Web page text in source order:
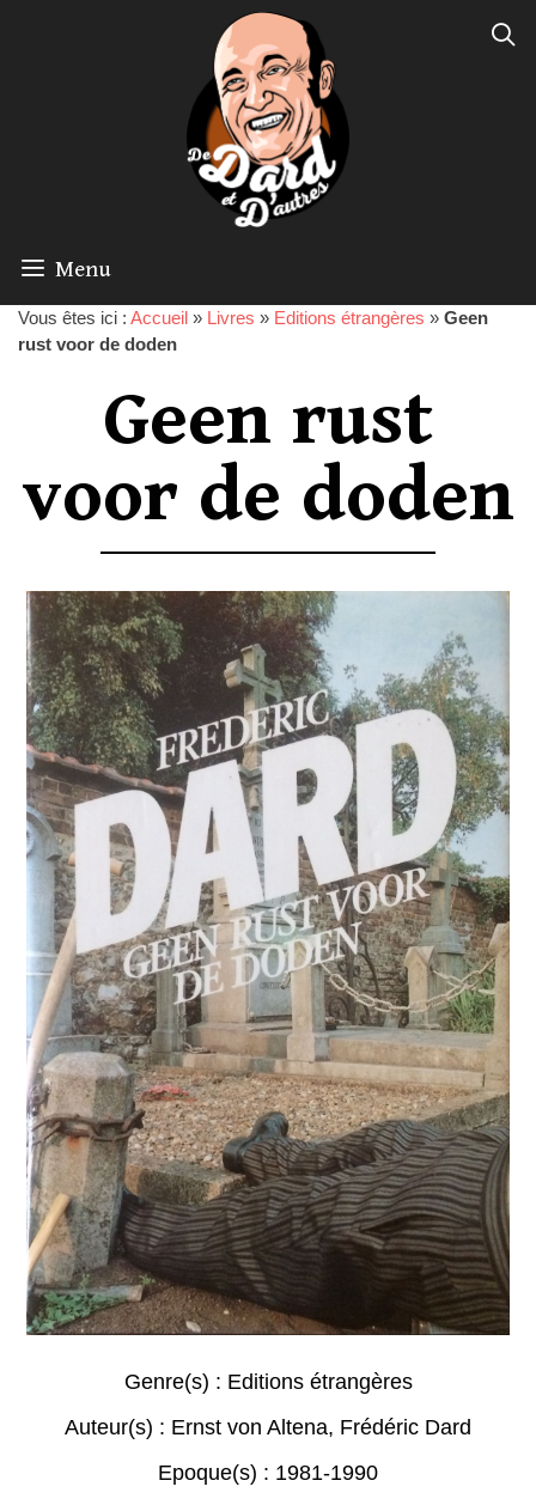
Menu
Vous êtes ici : Accueil » Livres » Editions étrangères » Geen
rust voor de doden
Geen rust
voor de doden
Genre(s) : Editions étrangères
Auteur(s) : Ernst von Altena, Frédéric Dard
Epoque(s) : 1981-1990